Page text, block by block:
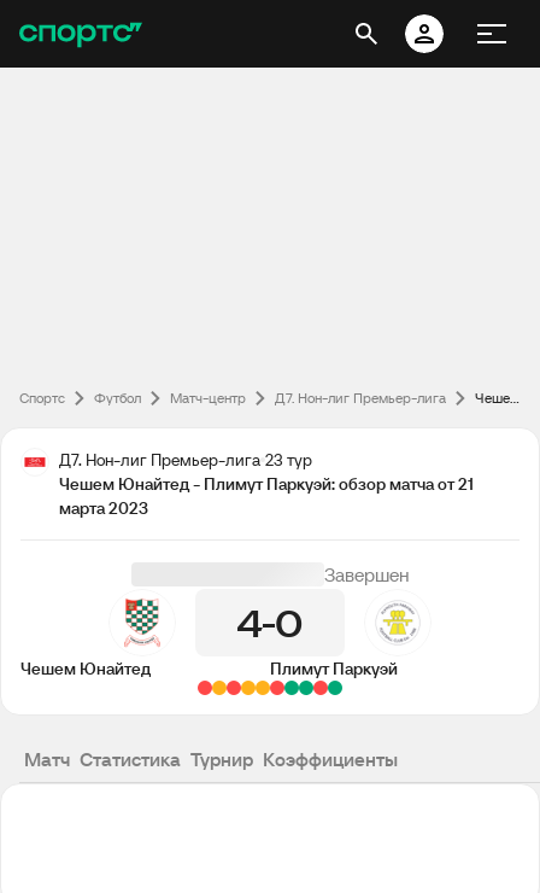
Спортс Футбол Матч-центр Д7. Нон-лиг Премьер-лига Чешем Юнайтед - Плимут Паркуэй: обзор матча от 21 марта 2023
Д7. Нон-лиг Премьер-лига 23 тур
Чешем Юнайтед - Плимут Паркуэй: обзор матча от 21
марта 2023
Завершен
4 0
Чешем Юнайтед Плимут Паркуэй
Матч Статистика Турнир Коэффициенты